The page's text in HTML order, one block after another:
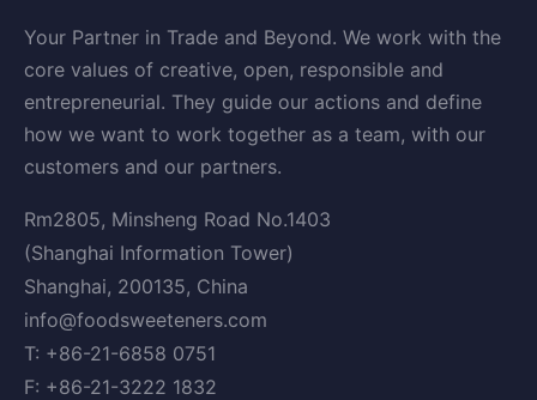
Your Partner in Trade and Beyond. We work with the
core values of creative, open, responsible and
entrepreneurial. They guide our actions and define
how we want to work together as a team, with our
customers and our partners.
Rm2805, Minsheng Road No.1403
(Shanghai Information Tower)
Shanghai, 200135, China
info@foodsweeteners.com
T: +86-21-6858 0751
F: +86-21-3222 1832